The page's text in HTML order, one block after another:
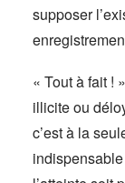
supposer
« Tout à fait !
illicite ou
c’est à la